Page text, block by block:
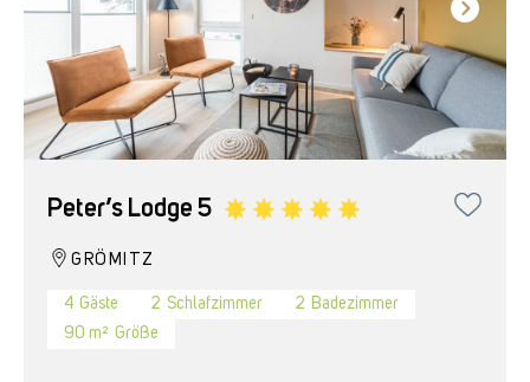
Peter’s Lodge 5
GRÖMITZ
4 Gäste 2 Schlafzimmer 2 Badezimmer
90 m² Größe